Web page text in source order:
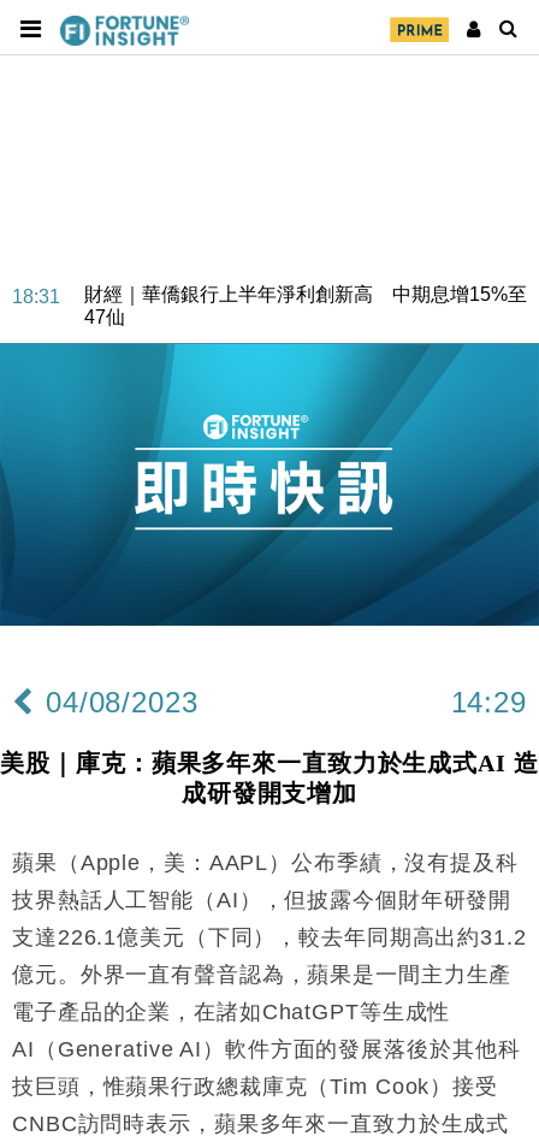
18:31
財經｜華僑銀行上半年淨利創新高 中期息增15%至
47仙
財經｜滙豐上調香港今年GDP預測至4.5% 看好貿易
及消費表現
本地｜假冒內地執法人員要求交「保證金」 43歲女子
損失近6900萬元
財經｜日經失守6.5萬點後回穩 全周仍升近2%
15:47
財經｜恒隆10月換帥 玩具「反」斗城亞洲CEO蔡德
財經｜韓股反覆波動收跌 連挫7周創逾3年最長跌勢
12:44
財經｜日本春季三度入市撐日圓 4月單日斥6.28萬億
11:12
國際｜特朗普料美伊戰事快結束 承認部分彈藥庫存緊
司
18:31
財經｜華僑銀行上半年淨利創新高 中期息增15%至
及消費表現
16:47
本地｜假冒內地執法人員要求交「保證金」 43歲女子
損失近6900萬元
16:05
財經｜日經失守6.5萬點後回穩 全周仍升近2%
財經｜恒隆10月換帥 玩具「反」斗城亞洲CEO蔡德
04/08/2023 14:29
美股｜庫克：蘋果多年來一直致力於生成式AI 造
成研發開支增加
蘋果（Apple，美：AAPL）公布季績，沒有提及科
技界熱話人工智能（AI），但披露今個財年研發開
支達226.1億美元（下同），較去年同期高出約31.2
億元。外界一直有聲音認為，蘋果是一間主力生產
電子產品的企業，在諸如ChatGPT等生成性
AI（Generative AI）軟件方面的發展落後於其他科
技巨頭，惟蘋果行政總裁庫克（Tim Cook）接受
CNBC訪問時表示，蘋果多年來一直致力於生成式